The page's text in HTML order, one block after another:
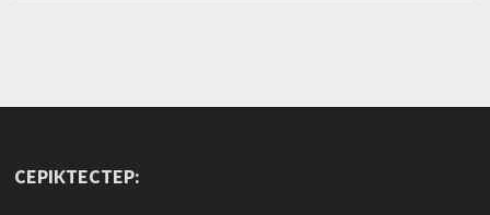
СЕРІКТЕСТЕР: